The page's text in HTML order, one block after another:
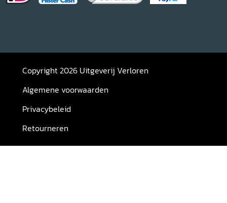
Copyright 2026 Uitgeverij Verloren
Algemene voorwaarden
Privacybeleid
Retourneren